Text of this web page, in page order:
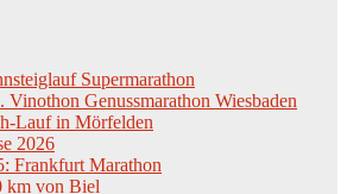
Supermarathon
Genussmarathon Wiesbaden
Lauf in Mörfelden
2026
Frankfurt Marathon
km von Biel